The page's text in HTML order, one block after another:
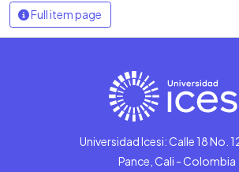
Full item page
Universidad Icesi: Calle 18 No.
Pance, Cali - Colombia